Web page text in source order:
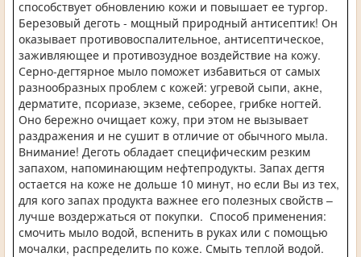
способствует обновлению кожи и повышает ее тургор.
Березовый деготь - мощный природный антисептик! Он
оказывает противовоспалительное, антисептическое,
заживляющее и противозудное воздействие на кожу.
Серно-дегтярное мыло поможет избавиться от самых
разнообразных проблем с кожей: угревой сыпи, акне,
дерматите, псориазе, экземе, себорее, грибке ногтей.
Оно бережно очищает кожу, при этом не вызывает
раздражения и не сушит в отличие от обычного мыла.
Внимание! Деготь обладает специфическим резким
запахом, напоминающим нефтепродукты. Запах дегтя
остается на коже не дольше 10 минут, но если Вы из тех,
для кого запах продукта важнее его полезных свойств –
лучше воздержаться от покупки. Способ применения:
смочить мыло водой, вспенить в руках или с помощью
мочалки, распределить по коже. Смыть теплой водой.